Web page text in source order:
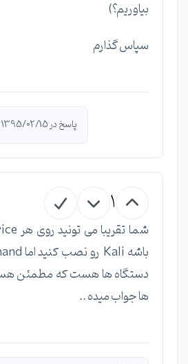
بیاوریم؟)
سپاس گذارم
پاسخ در 1395/02/15 توسط
1
ها جواب میده ..